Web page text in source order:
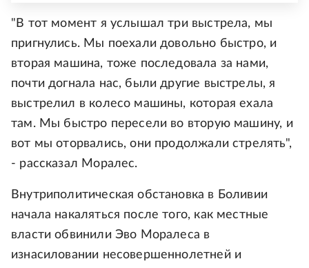
"В тот момент я услышал три выстрела, мы
пригнулись. Мы поехали довольно быстро, и
вторая машина, тоже последовала за нами,
почти догнала нас, были другие выстрелы, я
выстрелил в колесо машины, которая ехала
там. Мы быстро пересели во вторую машину, и
вот мы оторвались, они продолжали стрелять",
- рассказал Моралес.
Внутриполитическая обстановка в Боливии
начала накаляться после того, как местные
власти обвинили Эво Моралеса в
изнасиловании несовершеннолетней и